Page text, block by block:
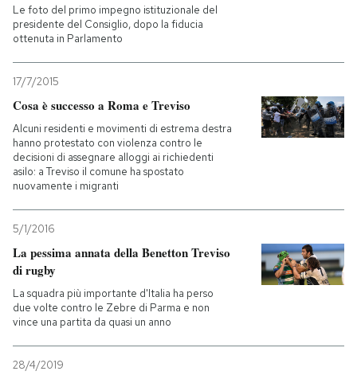
Le foto del primo impegno istituzionale del
presidente del Consiglio, dopo la fiducia
ottenuta in Parlamento
17/7/2015
Cosa è successo a Roma e Treviso
Alcuni residenti e movimenti di estrema destra
hanno protestato con violenza contro le
decisioni di assegnare alloggi ai richiedenti
asilo: a Treviso il comune ha spostato
nuovamente i migranti
5/1/2016
La pessima annata della Benetton Treviso
di rugby
La squadra più importante d'Italia ha perso
due volte contro le Zebre di Parma e non
vince una partita da quasi un anno
28/4/2019